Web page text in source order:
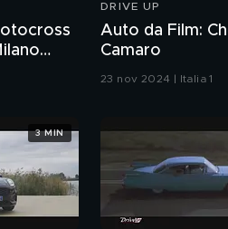
DRIVE UP
Auto da Film:
Camaro
23 nov 2024 | Italia 1
3 MIN